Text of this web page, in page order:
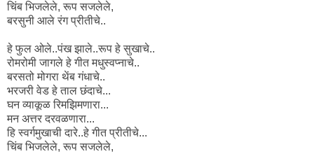
चिंब भिजलेले, रूप सजलेले,
बरसुनी आले रंग प्रीतीचे..
हे फुल ओले..पंख झाले..रूप हे सुखाचे..
रोमरोमी जागले हे गीत मधुस्वप्नाचे..
बरसतो मोगरा थेंब गंधाचे..
भरजरी वेड हे ताल छंदाचे...
घन व्याकूळ रिमझिमणारा...
मन अत्तर दरवळणारा...
हि स्वर्गमुखाची दारे..हे गीत प्रीतीचे...
चिंब भिजलेले, रूप सजलेले,